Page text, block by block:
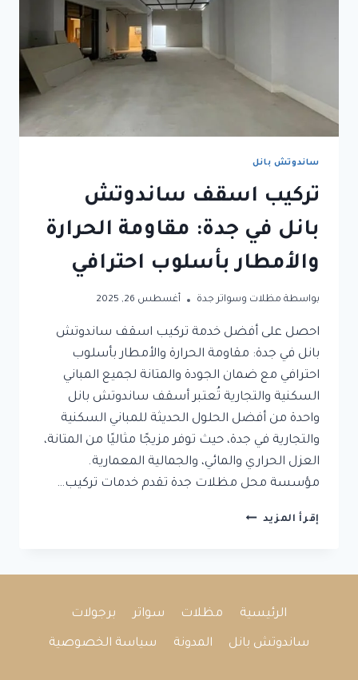
ساندوتش بانل
تركيب اسقف ساندوتش
بانل في جدة: مقاومة الحرارة
والأمطار بأسلوب احترافي
بواسطة مظلات وسواتر جدة أغسطس 26, 2025
احصل على أفضل خدمة تركيب اسقف ساندوتش
بانل في جدة: مقاومة الحرارة والأمطار بأسلوب
احترافي مع ضمان الجودة والمتانة لجميع المباني
السكنية والتجارية تُعتبر أسقف ساندوتش بانل
واحدة من أفضل الحلول الحديثة للمباني السكنية
والتجارية في جدة، حيث توفر مزيجًا مثاليًا من المتانة،
العزل الحراري والمائي، والجمالية المعمارية.
مؤسسة محل مظلات جدة تقدم خدمات تركيب…
إقرأ المزيد تركيب
مقاومة
والأمطار
الرئيسية مظلات سواتر برجولات
ساندوتش بانل المدونة سياسة الخصوصية